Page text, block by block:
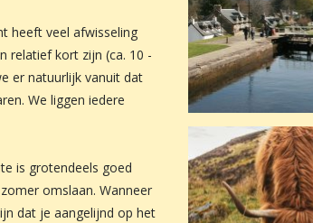
heeft veel afwisseling
relatief kort zijn (ca. 10 -
er natuurlijk vanuit dat
We liggen iedere
is grotendeels goed
omslaan. Wanneer
dat je aangelijnd op het